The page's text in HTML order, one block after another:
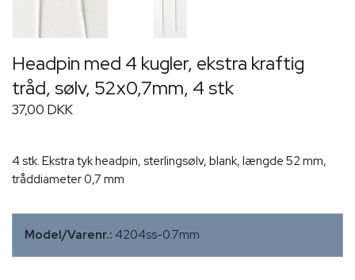
Headpin med 4 kugler, ekstra kraftig
tråd, sølv, 52x0,7mm, 4 stk
37,00 DKK
4 stk. Ekstra tyk headpin, sterlingsølv, blank, længde 52 mm,
tråddiameter 0,7 mm
Model/Varenr.: 4204ss-0.7mm